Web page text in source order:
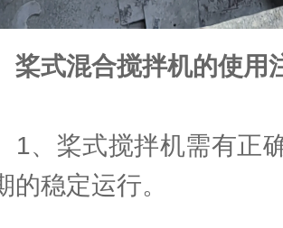
桨式混合搅拌机的使用
桨式搅拌机需有正确
的稳定运行。